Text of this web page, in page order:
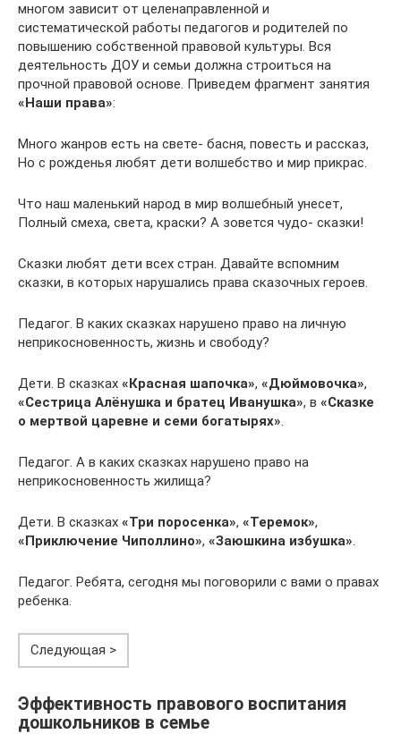
многом зависит от целенаправленной и
систематической работы педагогов и родителей по
повышению собственной правовой культуры. Вся
деятельность ДОУ и семьи должна строиться на
прочной правовой основе. Приведем фрагмент занятия
«Наши права»:
Много жанров есть на свете- басня, повесть и рассказ,
Но с рожденья любят дети волшебство и мир прикрас.
Что наш маленький народ в мир волшебный унесет,
Полный смеха, света, краски? А зовется чудо- сказки!
Сказки любят дети всех стран. Давайте вспомним
сказки, в которых нарушались права сказочных героев.
Педагог. В каких сказках нарушено право на личную
неприкосновенность, жизнь и свободу?
Дети. В сказках «Красная шапочка», «Дюймовочка»,
«Сестрица Алёнушка и братец Иванушка», в «Сказке
о мертвой царевне и семи богатырях».
Педагог. А в каких сказках нарушено право на
неприкосновенность жилища?
Дети. В сказках «Три поросенка», «Теремок»,
«Приключение Чиполлино», «Заюшкина избушка».
Педагог. Ребята, сегодня мы поговорили с вами о правах
ребенка.
Следующая >
Эффективность правового воспитания
дошкольников в семье